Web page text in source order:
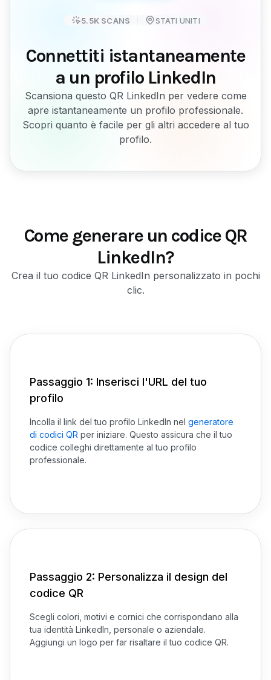
5.5K SCANS STATI UNITI
Connettiti istantaneamente
a un profilo LinkedIn
Scansiona questo QR LinkedIn per vedere come
apre istantaneamente un profilo professionale.
Scopri quanto è facile per gli altri accedere al tuo
profilo.
Come generare un codice QR
LinkedIn?
Crea il tuo codice QR LinkedIn personalizzato in pochi
clic.
Passaggio 1: Inserisci l'URL del tuo
profilo
Incolla il link del tuo profilo LinkedIn nel generatore
di codici QR per iniziare. Questo assicura che il tuo
codice colleghi direttamente al tuo profilo
professionale.
Passaggio 2: Personalizza il design del
codice QR
Scegli colori, motivi e cornici che corrispondano alla
tua identità LinkedIn, personale o aziendale.
Aggiungi un logo per far risaltare il tuo codice QR.